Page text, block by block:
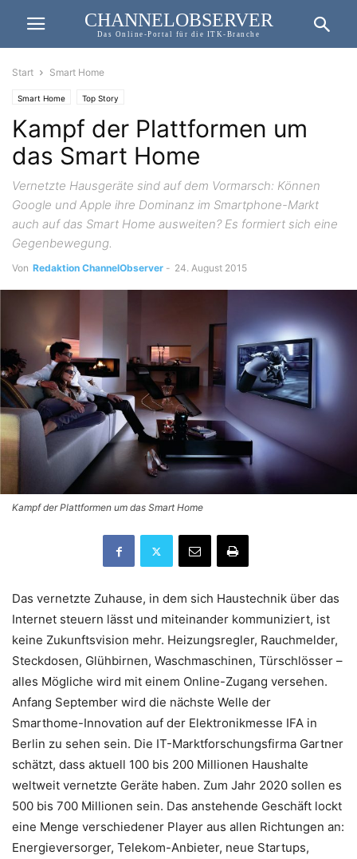
CHANNELOBSERVER
Das Online-Portal für die ITK-Branche
Start Smart Home
Smart Home Top Story
Kampf der Plattformen um
das Smart Home
Vernetzte Hausgeräte sind auf dem Vormarsch: Können
Google und Apple ihre Dominanz im Smartphone-Markt
auch auf das Smart Home ausweiten? Es formiert sich eine
Gegenbewegung.
Von Redaktion ChannelObserver - 24. August 2015
Kampf der Plattformen um das Smart Home
Das vernetzte Zuhause, in dem sich Haustechnik über das
Internet steuern lässt und miteinander kommuniziert, ist
keine Zukunftsvision mehr. Heizungsregler, Rauchmelder,
Steckdosen, Glühbirnen, Waschmaschinen, Türschlösser –
alles Mögliche wird mit einem Online-Zugang versehen.
Anfang September wird die nächste Welle der
Smarthome-Innovation auf der Elektronikmesse IFA in
Berlin zu sehen sein. Die IT-Marktforschungsfirma Gartner
schätzt, dass aktuell 100 bis 200 Millionen Haushalte
weltweit vernetzte Geräte haben. Zum Jahr 2020 sollen es
500 bis 700 Millionen sein. Das anstehende Geschäft lockt
eine Menge verschiedener Player aus allen Richtungen an:
Energieversorger, Telekom-Anbieter, neue Startups,